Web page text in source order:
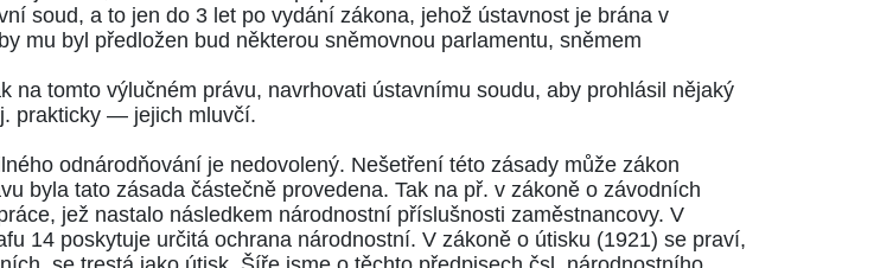
soud, a to jen do 3 let po vydání zákona, jehož ústavnost je brána v
mu byl předložen bud některou sněmovnou parlamentu, sněmem
na tomto výlučném právu, navrhovati ústavnímu soudu, aby prohlásil nějaký
prakticky — jejich mluvčí.
odnárodňování je nedovolený. Nešetření této zásady může zákon
byla tato zásada částečně provedena. Tak na př. v zákoně o závodních
jež nastalo následkem národnostní příslušnosti zaměstnancovy. V
14 poskytuje určitá ochrana národnostní. V zákoně o útisku (1921) se praví,